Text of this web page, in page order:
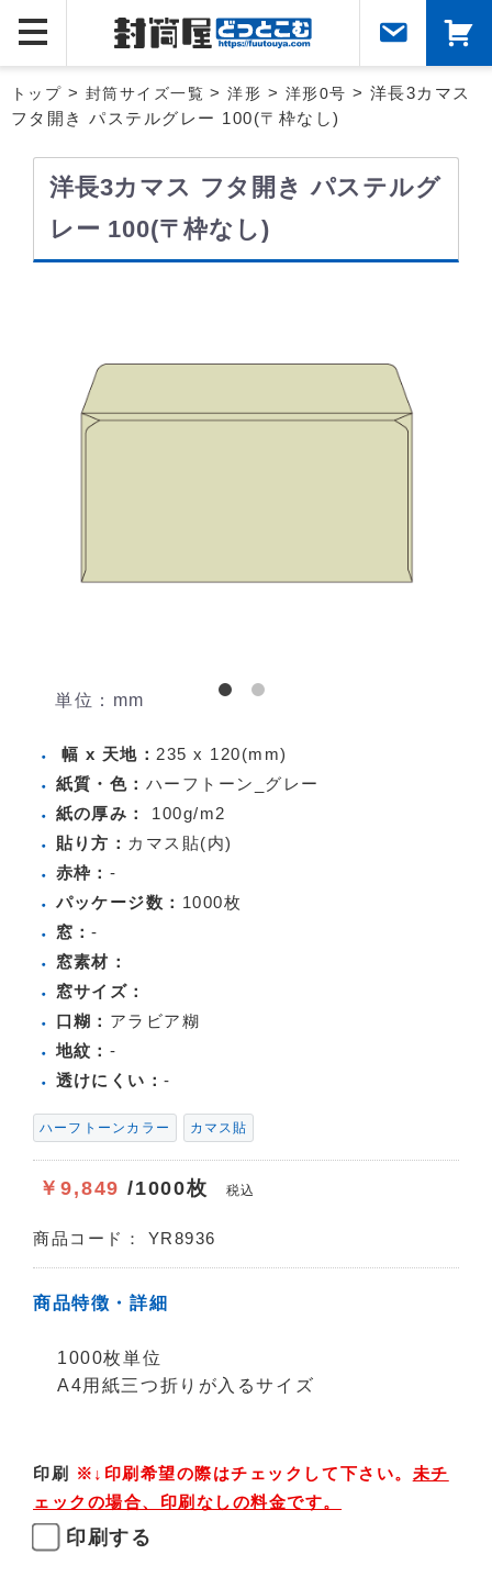
トップ > 封筒サイズ一覧 >洋形 > 洋形0号 > 洋長3カマス
フタ開き パステルグレー 100(〒枠なし)
洋長3カマス フタ開き パステルグ
レー 100(〒枠なし)
単位：mm
幅 x 天地： 235 x 120(mm)
紙質・色： ハーフトーン_グレー
紙の厚み：
100g/m2
貼り方： カマス貼(内)
赤枠： -
パッケージ数： 1000枚
窓：-
窓素材：
窓サイズ：
口糊： アラビア糊
地紋： -
透けにくい：-
ハーフトーンカラー カマス貼
￥9,849 /1000枚 税込
商品コード： YR8936
商品特徴・詳細
1000枚単位
A4用紙三つ折りが入るサイズ
印刷 ※↓印刷希望の際はチェックして下さい。 未チ
ェックの場合、印刷なしの料金です。
印刷する